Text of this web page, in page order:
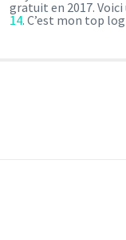
gratuit en 2017. Voici
14. C’est mon top